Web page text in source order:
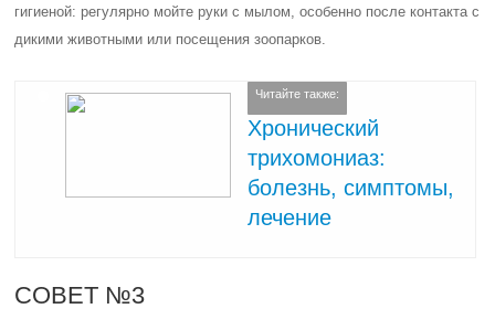
гигиеной: регулярно мойте руки с мылом, особенно после контакта с
дикими животными или посещения зоопарков.
Читайте также:
Хронический
трихомониаз:
болезнь, симптомы,
лечение
СОВЕТ №3